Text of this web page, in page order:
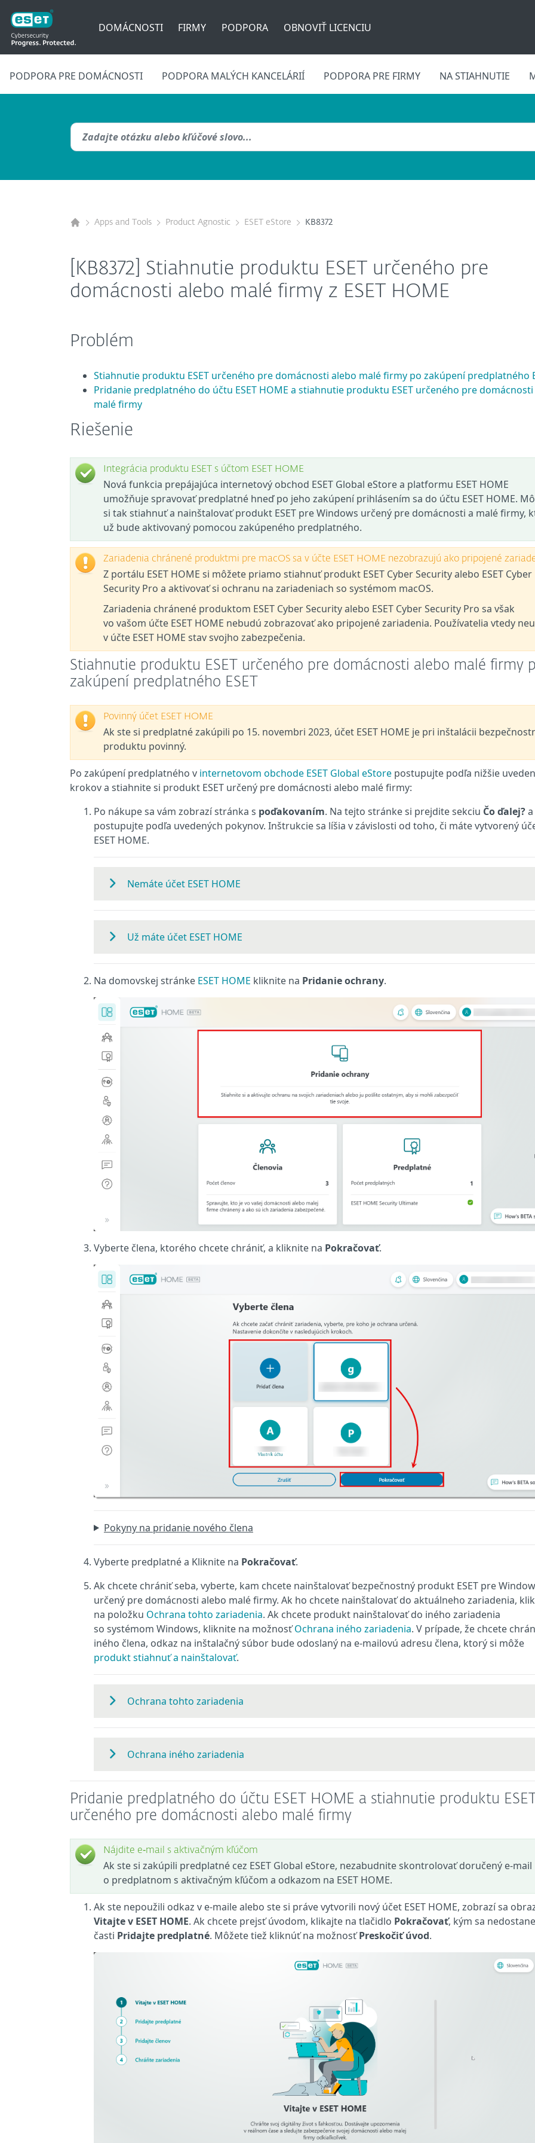
DOMÁCNOSTI FIRMY PODPORA OBNOVIŤ LICENCIU
PODPORA PRE DOMÁCNOSTI PODPORA MALÝCH KANCELÁRIÍ PODPORA PRE FIRMY NA STIAHNUTIE
Apps and Tools Product Agnostic ESET eStore KB8372
[KB8372] Stiahnutie produktu ESET určeného pre
domácnosti alebo malé firmy z ESET HOME
Problém
Stiahnutie produktu ESET určeného pre domácnosti alebo malé firmy po zakúpení predplatného
Pridanie predplatného do účtu ESET HOME a stiahnutie produktu ESET určeného pre
malé firmy
Riešenie
Integrácia produktu ESET s účtom ESET HOME
Nová funkcia prepájajúca internetový obchod ESET Global eStore a platformu ESET HOME
umožňuje spravovať predplatné hneď po jeho zakúpení prihlásením sa do účtu ESET HOME.
si tak stiahnuť a nainštalovať produkt ESET pre Windows určený pre domácnosti a malé firmy,
už bude aktivovaný pomocou zakúpeného predplatného.
Zariadenia chránené produktmi pre macOS sa v účte ESET HOME nezobrazujú ako pripojené
Z portálu ESET HOME si môžete priamo stiahnuť produkt ESET Cyber Security alebo ESET Cyber
Security Pro a aktivovať si ochranu na zariadeniach so systémom macOS.
Zariadenia chránené produktom ESET Cyber Security alebo ESET Cyber Security Pro sa však
vo vašom účte ESET HOME nebudú zobrazovať ako pripojené zariadenia. Používatelia vtedy
v účte ESET HOME stav svojho zabezpečenia.
Stiahnutie produktu ESET určeného pre domácnosti alebo malé firmy
zakúpení predplatného ESET
Povinný účet ESET HOME
Ak ste si predplatné zakúpili po 15. novembri 2023, účet ESET HOME je pri inštalácii
produktu povinný.
Po zakúpení predplatného v internetovom obchode ESET Global eStore postupujte podľa nižšie
krokov a stiahnite si produkt ESET určený pre domácnosti alebo malé firmy:
Po nákupe sa vám zobrazí stránka s poďakovaním. Na tejto stránke si prejdite sekciu Čo ďalej?a
postupujte podľa uvedených pokynov. Inštrukcie sa líšia v závislosti od toho, či máte vytvorený
ESET HOME.
Nemáte účet ESET HOME
Už máte účet ESET HOME
Na domovskej stránke ESET HOME kliknite na Pridanie ochrany.
Vyberte člena, ktorého chcete chrániť, a kliknite na Pokračovať.
Pokyny na pridanie nového člena
Vyberte predplatné a Kliknite na Pokračovať.
Ak chcete chrániť seba, vyberte, kam chcete nainštalovať bezpečnostný produkt ESET pre
určený pre domácnosti alebo malé firmy. Ak ho chcete nainštalovať do aktuálneho zariadenia,
na položku Ochrana tohto zariadenia. Ak chcete produkt nainštalovať do iného zariadenia
so systémom Windows, kliknite na možnosťOchrana iného zariadenia. V prípade, že chcete
iného člena, odkaz na inštalačný súbor bude odoslaný na e-mailovú adresu člena, ktorý si môže
produkt stiahnuť a nainštalovať.
Ochrana tohto zariadenia
Ochrana iného zariadenia
Pridanie predplatného do účtu ESET HOME a stiahnutie produktu
určeného pre domácnosti alebo malé firmy
Nájdite e‑mail s aktivačným kľúčom
Ak ste si zakúpili predplatné cez ESET Global eStore, nezabudnite skontrolovať doručený e‑mail
o predplatnom s aktivačným kľúčom a odkazom na ESET HOME.
Ak ste nepoužili odkaz v e‑maile alebo ste si práve vytvorili nový účet ESET HOME, zobrazí sa
Vitajte v ESET HOME. Ak chcete prejsť úvodom, klikajte na tlačidlo Pokračovať, kým sa
časti Pridajte predplatné. Môžete tiež kliknúť na možnosťPreskočiť úvod.